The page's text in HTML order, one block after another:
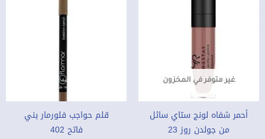
غير متوفر في المخزون
أحمر شفاه لونج ستاي سائل
من جولدن روز 23
قلم حواجب فلورمار بني
فاتح 402